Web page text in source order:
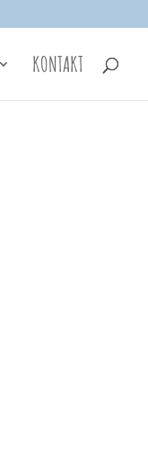
KONTAKT